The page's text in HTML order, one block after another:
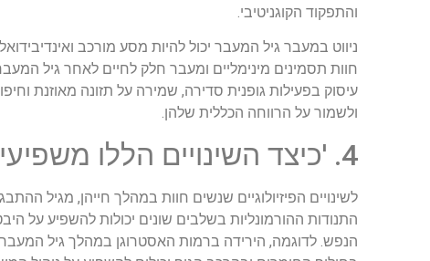
והתפקוד הקוגניטיבי.
ניווט במעבר גיל המעבר יכול להיות מסע מורכב
חוות תסמינים מינימליים ומעבר חלק לחיים לאחר גיל
עיסוק בפעילות גופנית סדירה, שמירה על תזונה מאוזנת
ולשמור על הרווחה הכללית שלהן.
4. 'כיצד השינויים הללו משפיעים על בריאות האישה?'
לשינויים הפיזיולוגיים שנשים חוות במהלך חייהן, מגיל
התנודות ההורמונליות בשלבים שונים יכולות להשפיע על
הנפש. לדוגמה, הירידה ברמות האסטרוגן במהלך גיל המעבר